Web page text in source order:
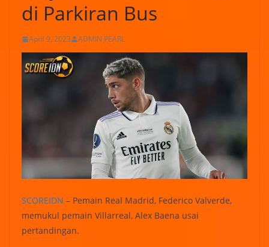
di Parkiran Bus
April 9, 2023 ADMIN PEARL
SCOREIDN – Pemain Real Madrid, Federico Valverde,
memukul pemain Villarreal, Alex Baena usai
pertandingan.